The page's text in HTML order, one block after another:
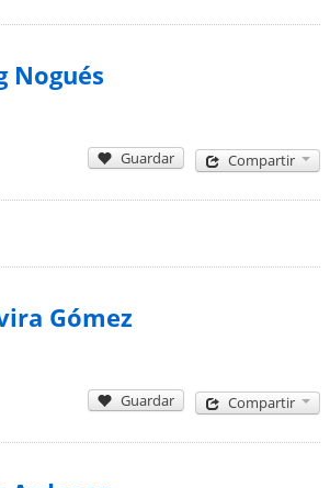
Nogués
Guardar Compartir
Gómez
Guardar Compartir